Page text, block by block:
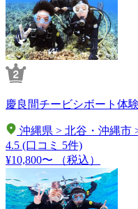
慶良間チービシボート体
沖縄県 > 北谷・沖縄市
4.5 (口コミ 5件)
¥10,800〜
（税込）